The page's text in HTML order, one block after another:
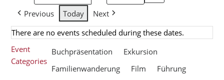
Previous
Today
Next
There are no events scheduled during these dates.
Event
Categories
Buchpräsentation
Exkursion
Familienwanderung
Film
Führung